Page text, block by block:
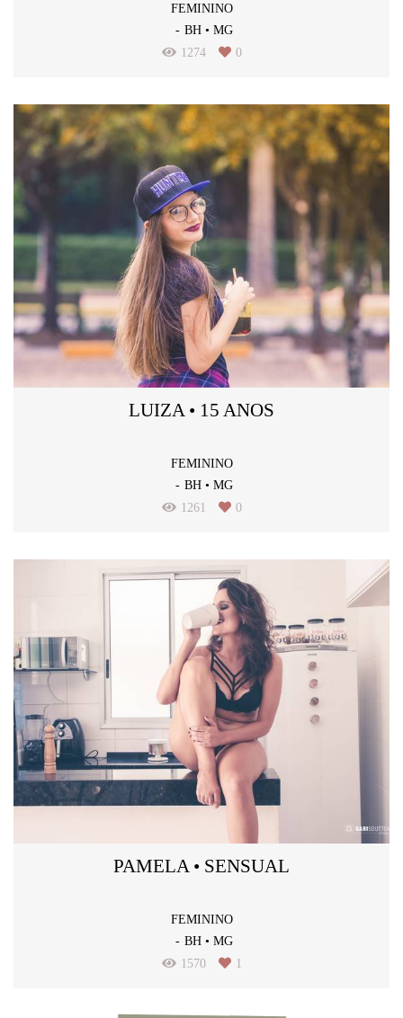
FEMININO
BH • MG
1274
0
LUIZA • 15 ANOS
FEMININO
BH • MG
1261
0
PAMELA • SENSUAL
FEMININO
BH • MG
1570
1